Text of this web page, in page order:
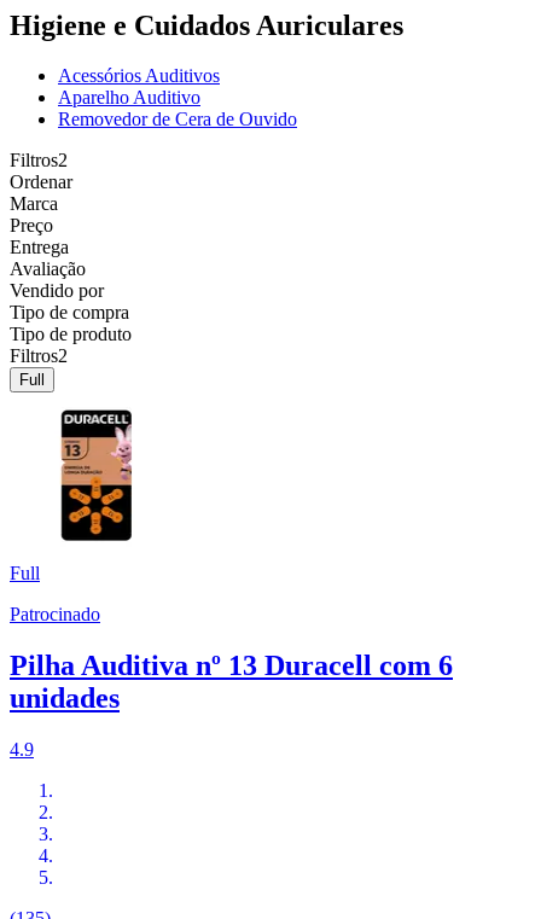
Higiene e Cuidados Auriculares
Acessórios Auditivos
Aparelho Auditivo
Removedor de Cera de Ouvido
Filtros2
Ordenar
Marca
Preço
Entrega
Avaliação
Vendido por
Tipo de compra
Tipo de produto
Filtros2
Full
Full
Patrocinado
Pilha Auditiva nº 13 Duracell com 6
unidades
4.9